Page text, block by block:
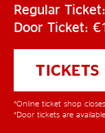
Regular
Door Ticket:
TICKETS
*Online ticket shop
*Door tickets are